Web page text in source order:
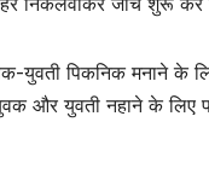
युवती पिकनिक मनाने के
और युवती नहाने के लिए